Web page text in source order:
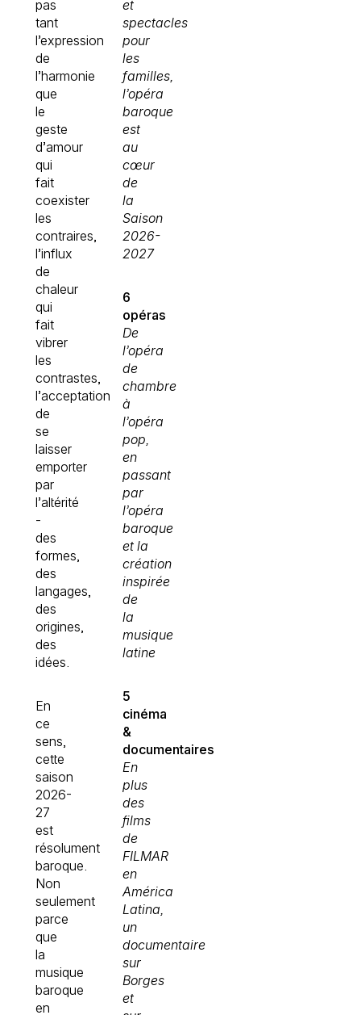
pas
tant
l’expression
de
l’harmonie
que
le
geste
d’amour
qui
fait
coexister
les
contraires,
l’influx
de
chaleur
qui
fait
vibrer
les
contrastes,
l’acceptation
de
se
laisser
emporter
par
l’altérité
-
des
formes,
des
langages,
des
origines,
des
idées.
En
ce
sens,
cette
saison
2026-
27
est
résolument
baroque.
Non
seulement
parce
que
la
musique
baroque
en
et
spectacles
pour
les
familles,
l’opéra
baroque
est
au
cœur
de
la
Saison
2026-
2027
6
opéras
De
l’opéra
de
chambre
à
l’opéra
pop,
en
passant
par
l’opéra
baroque
et la
création
inspirée
de
la
musique
latine
5
cinéma
&
documentaires
En
plus
des
films
de
FILMAR
en
América
Latina,
un
documentaire
sur
Borges
et